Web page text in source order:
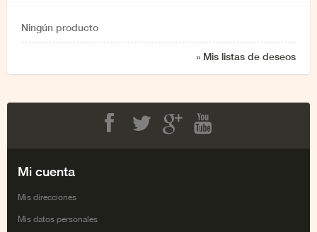
Ningún producto
» Mis listas de deseos
Mi cuenta
Mis direcciones
Mis datos personales